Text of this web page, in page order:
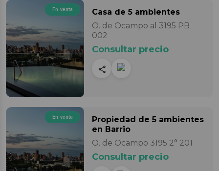
En venta Casa de 5 ambientes
O. de Ocampo al 3195 PB
002
Consultar precio
En venta Propiedad de 5 ambientes
en Barrio
O. de Ocampo 3195 2° 201
Consultar precio